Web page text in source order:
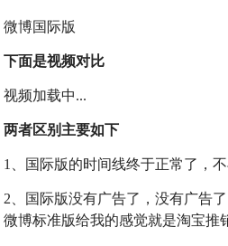
微博国际版
下面是视频对比
视频加载中...
两者区别主要如下
1、国际版的时间线终于正常了，
2、国际版没有广告了，没有广告
微博标准版给我的感觉就是淘宝推